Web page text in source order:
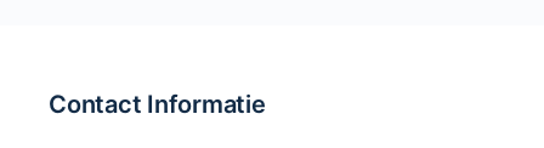
Contact Informatie